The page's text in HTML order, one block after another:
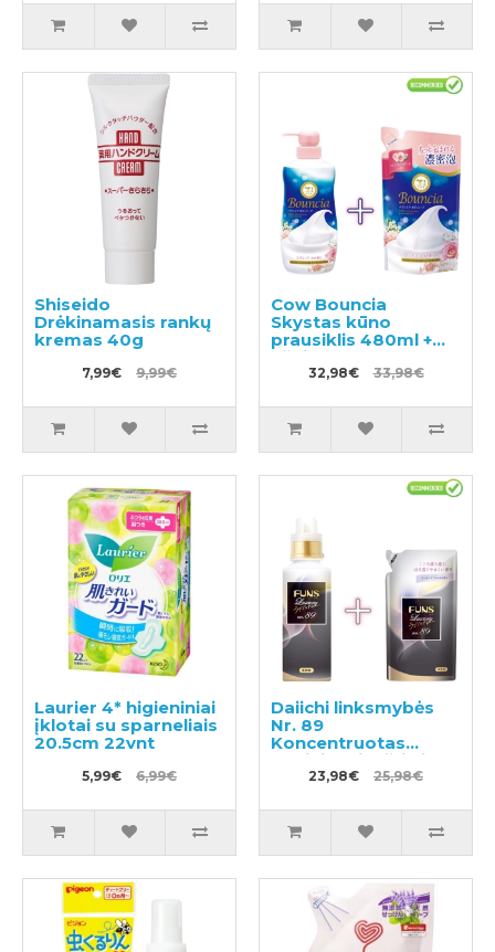
Shiseido
Drėkinamasis rankų
kremas 40g
7,99€ 9,99€
Cow Bouncia
Skystas kūno
prausiklis 480ml +
užpildas 360ml
32,98€ 33,98€
Laurier 4* higieniniai
įklotai su sparneliais
20.5cm 22vnt
5,99€ 6,99€
Daiichi linksmybės
Nr. 89
Koncentruotas
audinių minkštiklis
600ml + užpildymui
23,98€ 25,98€